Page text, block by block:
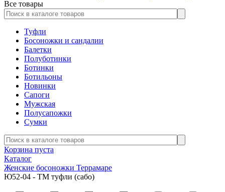
Все товары
Туфли
Босоножки и сандалии
Балетки
Полуботинки
Ботинки
Ботильоны
Новинки
Сапоги
Мужская
Полусапожки
Сумки
Корзина пуста
Каталог
Женские босоножки Террамаре
Ю52-04 - ТМ туфли (сабо)